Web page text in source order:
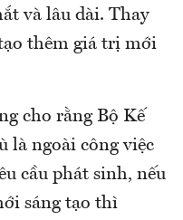
và lâu dài. Thay
thêm giá trị mới
cho rằng Bộ Kế
là ngoài công việc
cầu phát sinh, nếu
sáng tạo thì